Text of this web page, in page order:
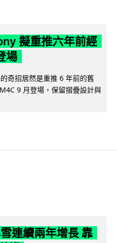
擬重推六年前經
場
奇招居然是重推 6 年前的舊
9 月登場，保留摺疊設計與
連續兩年增長 靠